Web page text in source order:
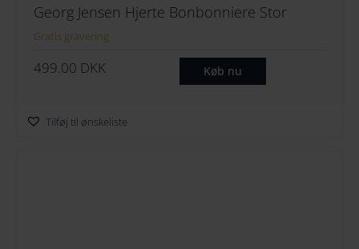
Georg Jensen Hjerte Bonbonniere Stor
Gratis gravering
499.00 DKK Køb nu
Tilføj til ønskeliste